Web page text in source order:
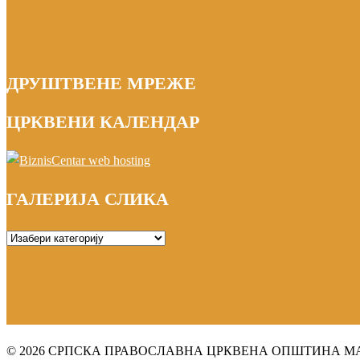
ДРУШТВЕНЕ МРЕЖЕ
ЦРКВЕНИ КАЛЕНДАР
ГАЛЕРИЈА СЛИКА
ГАЛЕРИЈА
© 2026 СРПСКА ПРАВОСЛАВНА ЦРКВЕНА ОПШТИНА